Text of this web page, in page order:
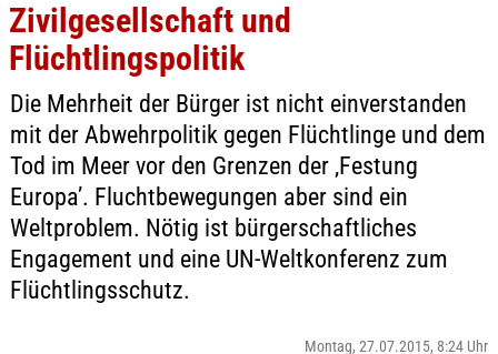
Zivilgesellschaft und
Flüchtlingspolitik
Die Mehrheit der Bürger ist nicht einverstanden
mit der Abwehrpolitik gegen Flüchtlinge und dem
Tod im Meer vor den Grenzen der ‚Festung
Europa’. Fluchtbewegungen aber sind ein
Weltproblem. Nötig ist bürgerschaftliches
Engagement und eine UN-Weltkonferenz zum
Flüchtlingsschutz.
Montag, 27.07.2015, 8:24 Uhr